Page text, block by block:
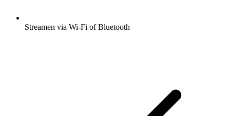
Streamen via Wi-Fi of Bluetooth